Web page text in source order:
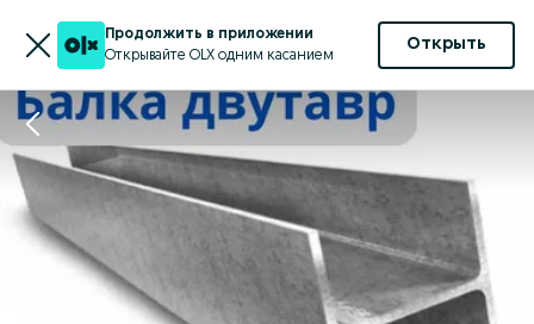
Продолжить в приложении
Открывайте OLX одним касанием
Открыть